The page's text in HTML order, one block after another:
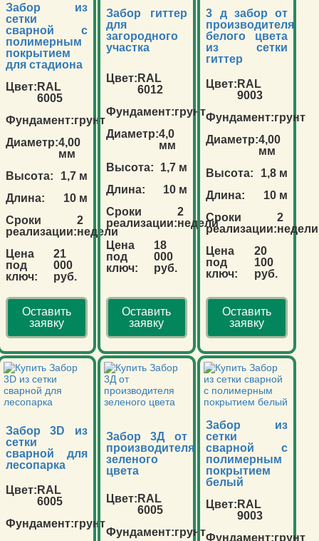
Забор из
сетки
сварной с
полимерным
покрытием
для стадиона
Цвет: RAL
6005
Фундамент:грунт
Диаметр:4,00
мм
Высота:
1,7 м
Длина:
10 м
Сроки
реализации:
2
недели
Цена
под
ключ:
21
000
руб.
Оставить
заявку
Забор гиттер
для
загородного
участка
Цвет: RAL
6012
Фундамент:грунт
Диаметр:4,0
мм
Высота:
1,7 м
Длина:
10 м
Сроки
реализации:
2
недели
Цена
под
ключ:
18
000
руб.
Оставить
заявку
3 д забор от
производителя
белого цвета
из сетки
гиттер
Цвет: RAL
9003
Фундамент:грунт
Диаметр:4,00
мм
Высота:
1,8 м
Длина:
10 м
Сроки
реализации:
2
недели
Цена
под
ключ:
20
100
руб.
Оставить
заявку
Забор 3D из
сетки
сварной для
лесопарка
Цвет: RAL
6005
Фундамент:грунт
Забор 3Д от
производителя
зеленого
цвета
Цвет: RAL
6005
Фундамент:грунт
Забор из
сетки
сварной с
полимерным
покрытием
белый
Цвет: RAL
9003
Фундамент:грунт